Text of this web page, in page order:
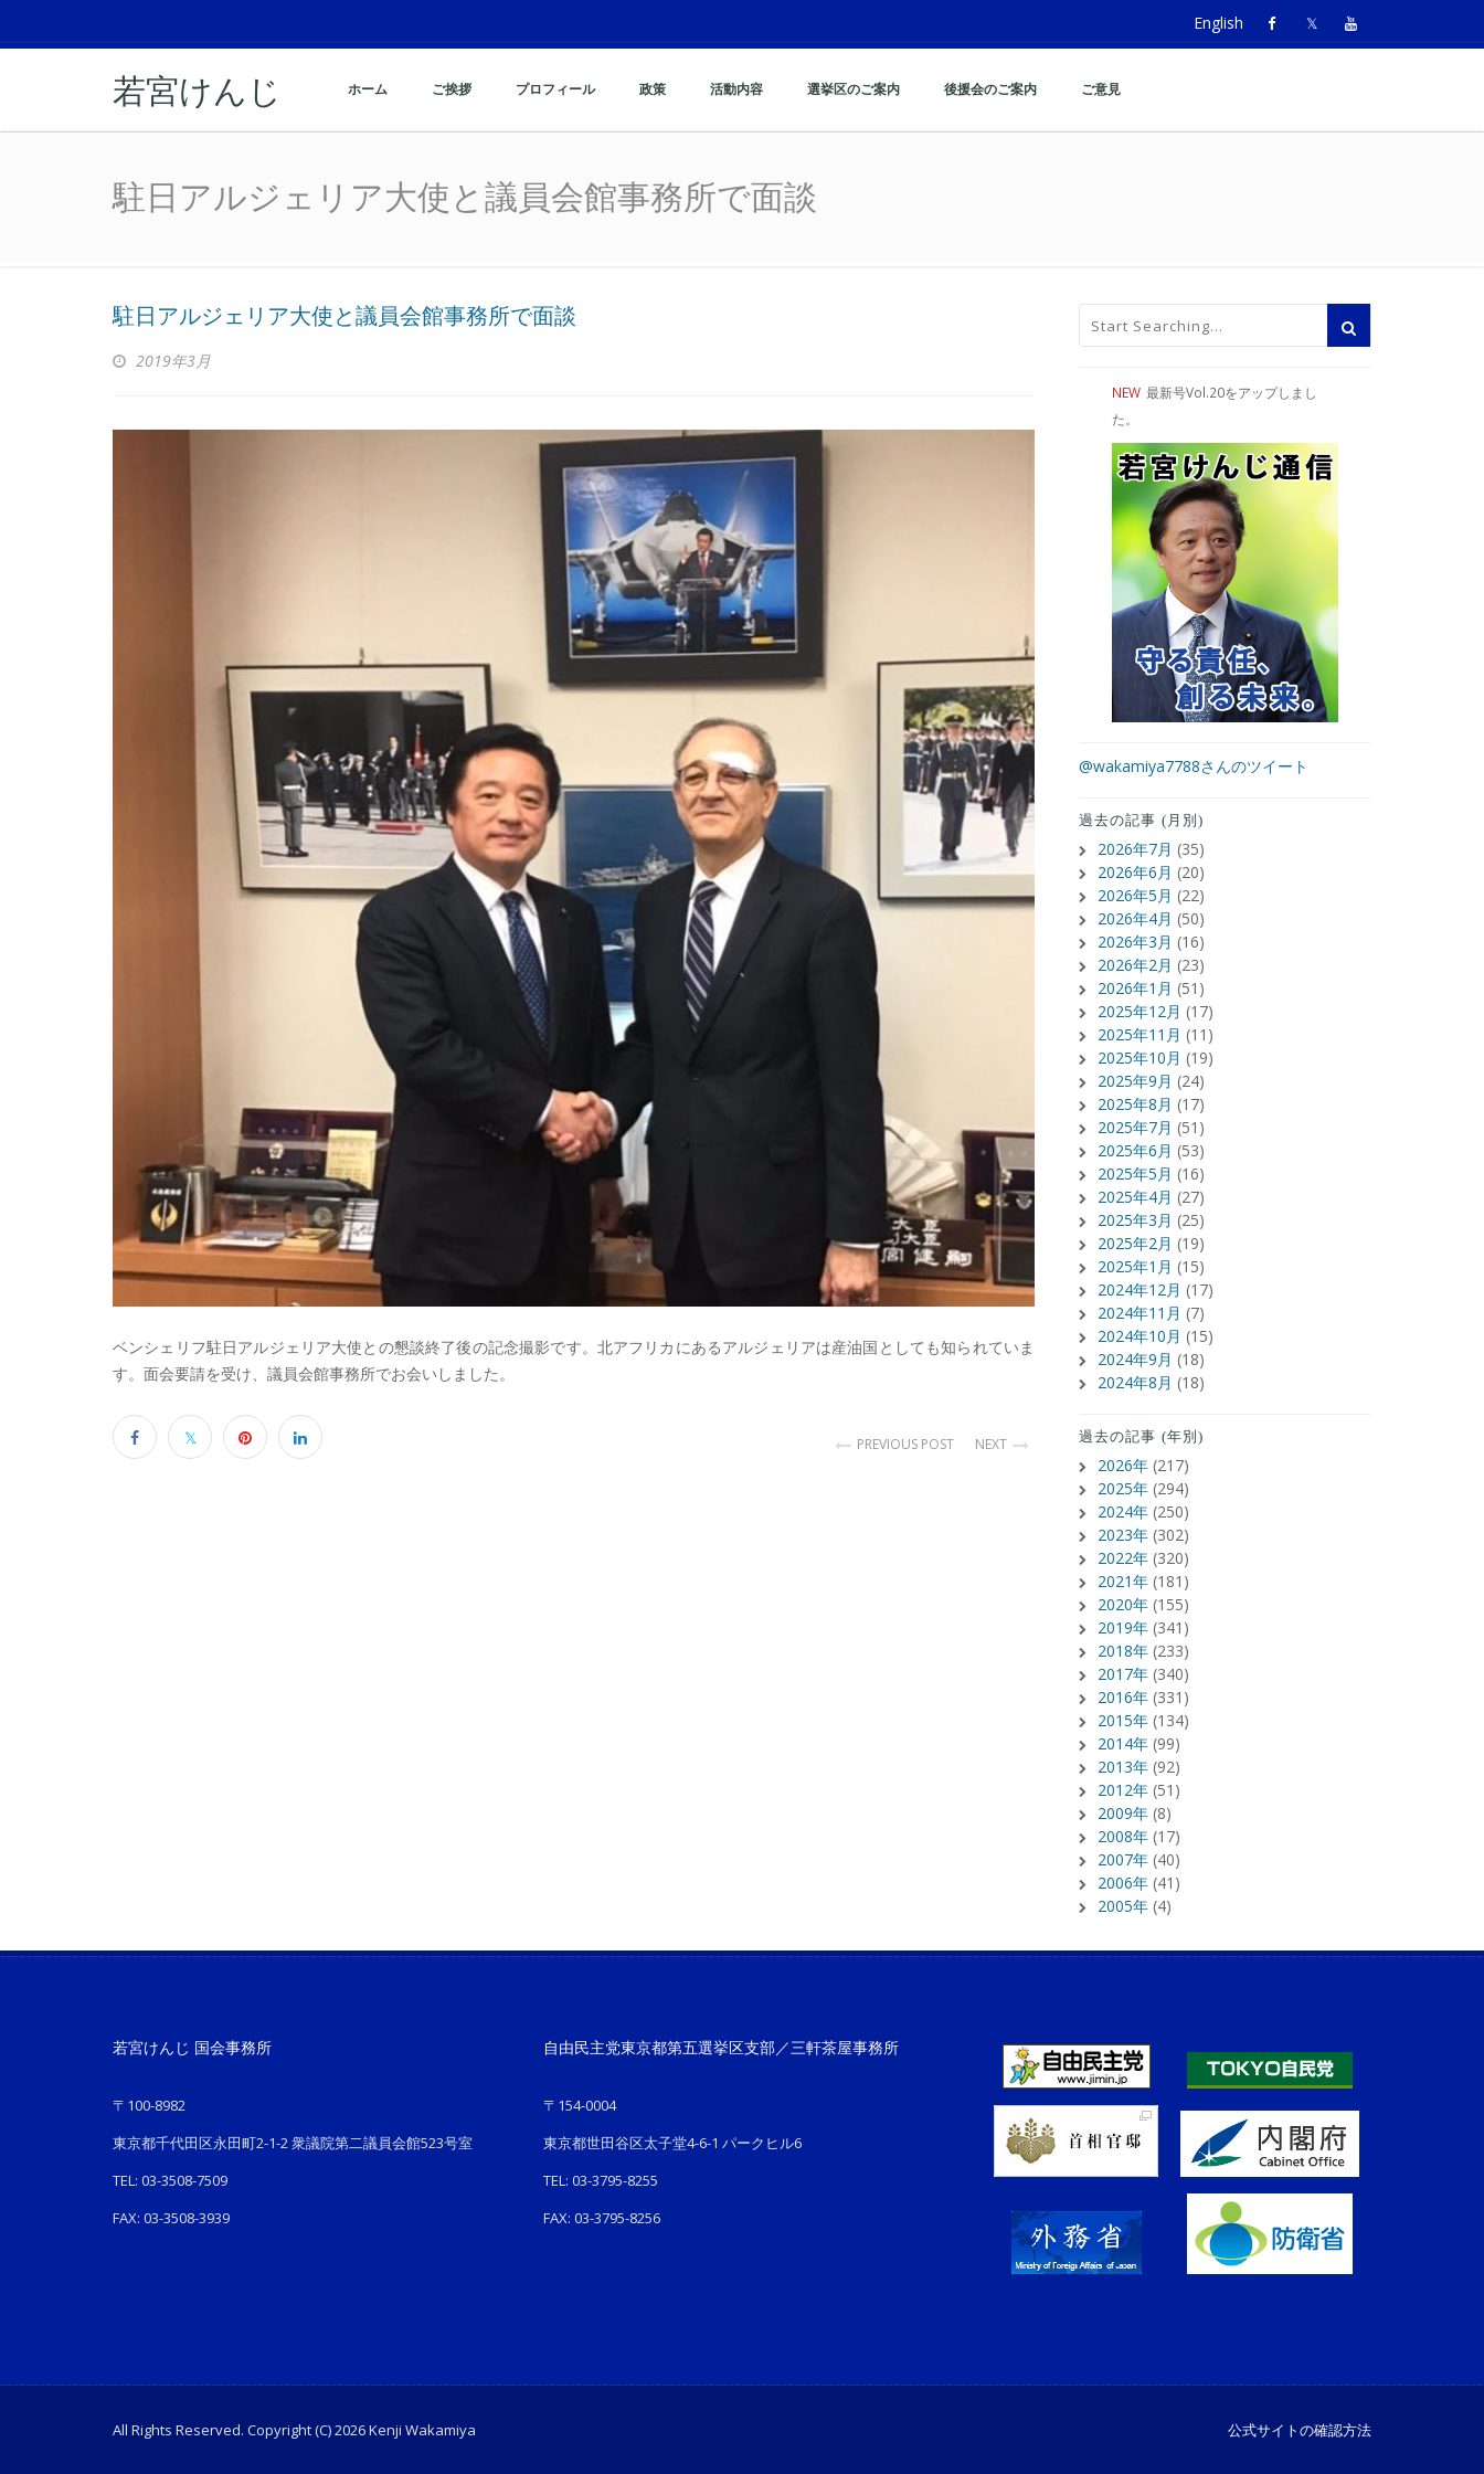
English
若宮けんじ ホーム ご挨拶 プロフィール 政策 活動内容 選挙区のご案内 後援会のご案内 ご意見
駐日アルジェリア大使と議員会館事務所で面談
駐日アルジェリア大使と議員会館事務所で面談
2019年3月
ベンシェリフ駐日アルジェリア大使との懇談終了後の記念撮影です。北アフリカにあるアルジェリアは産油国としても知られていま
す。面会要請を受け、議員会館事務所でお会いしました。
PREVIOUS POST NEXT
NEW 最新号Vol.20をアップしまし
た。
@wakamiya7788さんのツイート
過去の記事 (月別)
2026年7月 (35)
2026年6月 (20)
2026年5月 (22)
2026年4月 (50)
2026年3月 (16)
2026年2月 (23)
2026年1月 (51)
2025年12月 (17)
2025年11月 (11)
2025年10月 (19)
2025年9月 (24)
2025年8月 (17)
2025年7月 (51)
2025年6月 (53)
2025年5月 (16)
2025年4月 (27)
2025年3月 (25)
2025年2月 (19)
2025年1月 (15)
2024年12月 (17)
2024年11月 (7)
2024年10月 (15)
2024年9月 (18)
2024年8月 (18)
過去の記事 (年別)
2026年 (217)
2025年 (294)
2024年 (250)
2023年 (302)
2022年 (320)
2021年 (181)
2020年 (155)
2019年 (341)
2018年 (233)
2017年 (340)
2016年 (331)
2015年 (134)
2014年 (99)
2013年 (92)
2012年 (51)
2009年 (8)
2008年 (17)
2007年 (40)
2006年 (41)
2005年 (4)
若宮けんじ 国会事務所
〒100-8982
東京都千代田区永田町2-1-2 衆議院第二議員会館523号室
TEL: 03-3508-7509
FAX: 03-3508-3939
自由民主党東京都第五選挙区支部／三軒茶屋事務所
〒154-0004
東京都世田谷区太子堂4-6-1 パークヒル6
TEL: 03-3795-8255
FAX: 03-3795-8256
All Rights Reserved. Copyright (C) 2026 Kenji Wakamiya 公式サイトの確認方法